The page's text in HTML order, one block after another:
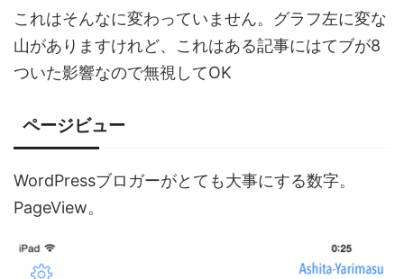
これはそんなに変わっていません。グラフ左に変な
山がありますけれど、これはある記事にはてブが8
ついた影響なので無視してOK
ページビュー
WordPressブロガーがとても大事にする数字。
PageView。